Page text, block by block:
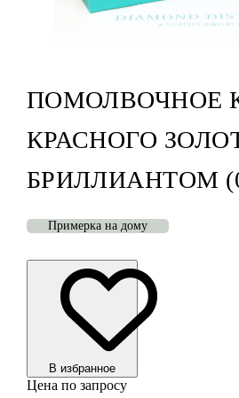
ПОМОЛВОЧНОЕ
КРАСНОГО
БРИЛЛИАНТОМ
Примерка на дому
В избранноe
Цена по запросу